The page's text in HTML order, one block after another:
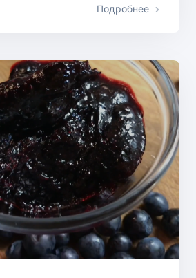
Подробнее